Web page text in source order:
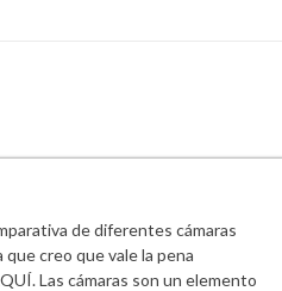
de diferentes cámaras
creo que vale la pena
Las cámaras son un elemento